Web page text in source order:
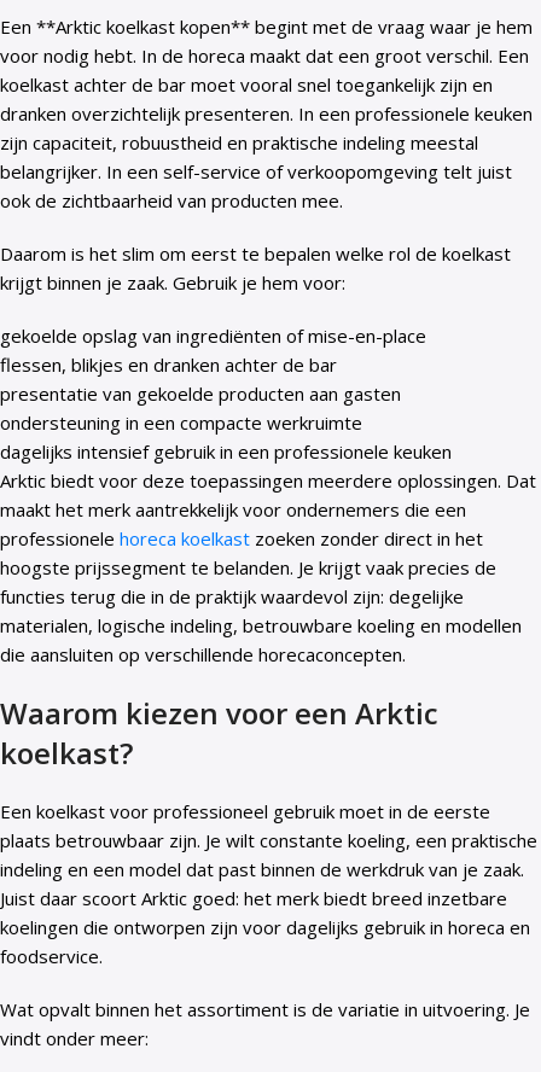
Een **Arktic koelkast kopen** begint met de vraag waar je hem
voor nodig hebt. In de horeca maakt dat een groot verschil. Een
koelkast achter de bar moet vooral snel toegankelijk zijn en
dranken overzichtelijk presenteren. In een professionele keuken
zijn capaciteit, robuustheid en praktische indeling meestal
belangrijker. In een self-service of verkoopomgeving telt juist
ook de zichtbaarheid van producten mee.
Daarom is het slim om eerst te bepalen welke rol de koelkast
krijgt binnen je zaak. Gebruik je hem voor:
gekoelde opslag van ingrediënten of mise-en-place
flessen, blikjes en dranken achter de bar
presentatie van gekoelde producten aan gasten
ondersteuning in een compacte werkruimte
dagelijks intensief gebruik in een professionele keuken
Arktic biedt voor deze toepassingen meerdere oplossingen. Dat
maakt het merk aantrekkelijk voor ondernemers die een
professionele horeca koelkast zoeken zonder direct in het
hoogste prijssegment te belanden. Je krijgt vaak precies de
functies terug die in de praktijk waardevol zijn: degelijke
materialen, logische indeling, betrouwbare koeling en modellen
die aansluiten op verschillende horecaconcepten.
Waarom kiezen voor een Arktic
koelkast?
Een koelkast voor professioneel gebruik moet in de eerste
plaats betrouwbaar zijn. Je wilt constante koeling, een praktische
indeling en een model dat past binnen de werkdruk van je zaak.
Juist daar scoort Arktic goed: het merk biedt breed inzetbare
koelingen die ontworpen zijn voor dagelijks gebruik in horeca en
foodservice.
Wat opvalt binnen het assortiment is de variatie in uitvoering. Je
vindt onder meer: